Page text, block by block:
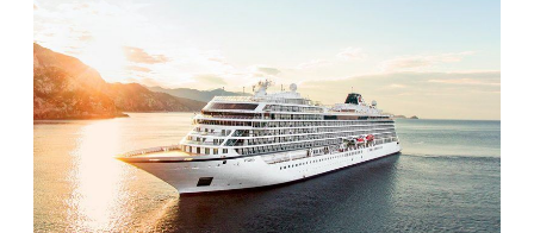
mar:
conheça
o
primeiro
navio
do
mundo
com